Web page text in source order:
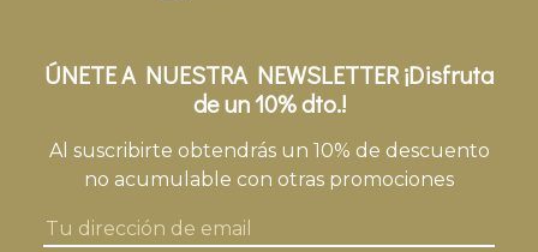
ÚNETE A NUESTRA NEWSLETTER ¡Disfruta
de un 10% dto.!
Al suscribirte obtendrás un 10% de descuento
no acumulable con otras promociones